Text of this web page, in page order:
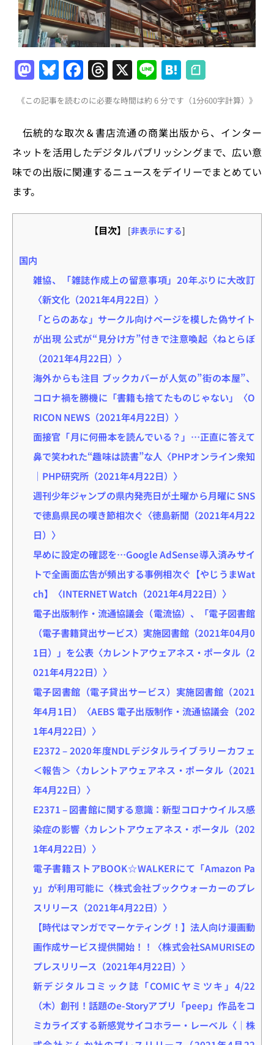
M
a
st
o
d
o
Bl
u
e
s
k
y
F
a
c
e
b
o
k
T
h
re
a
d
s
X Li
n
e
H
at
e
n
a
《この記事を読むのに必要な時間は約 6 分です（1分600字計算）》
伝統的な取次＆書店流通の商業出版から、インター
ネットを活用したデジタルパブリッシングまで、広い意
味での出版に関連するニュースをデイリーでまとめてい
ます。
【目次】 [非表示にする]
国内
雑協、「雑誌作成上の留意事項」20年ぶりに大改訂
〈新文化（2021年4月22日）〉
「とらのあな」サークル向けページを模した偽サイト
が出現 公式が“見分け方”付きで注意喚起〈ねとらぼ
（2021年4月22日）〉
海外からも注目 ブックカバーが人気の”街の本屋”、
コロナ禍を勝機に「書籍も捨てたものじゃない」〈O
RICON NEWS（2021年4月22日）〉
面接官「月に何冊本を読んでいる？」…正直に答えて
鼻で笑われた“趣味は読書”な人〈PHPオンライン衆知
｜PHP研究所（2021年4月22日）〉
週刊少年ジャンプの県内発売日が土曜から月曜に SNS
で徳島県民の嘆き節相次ぐ〈徳島新聞（2021年4月22
日）〉
早めに設定の確認を…Google AdSense導入済みサイ
トで全画面広告が頻出する事例相次ぐ【やじうまWat
ch】〈INTERNET Watch（2021年4月22日）〉
電子出版制作・流通協議会（電流協）、「電子図書館
（電子書籍貸出サービス）実施図書館（2021年04月0
1日）」を公表〈カレントアウェアネス・ポータル（2
021年4月22日）〉
電子図書館（電子貸出サービス）実施図書館（2021
年4月1日）〈AEBS 電子出版制作・流通協議会（202
1年4月22日）〉
E2372 – 2020年度NDLデジタルライブラリーカフェ
＜報告＞〈カレントアウェアネス・ポータル（2021
年4月22日）〉
E2371 – 図書館に関する意識：新型コロナウイルス感
染症の影響〈カレントアウェアネス・ポータル（202
1年4月22日）〉
電子書籍ストアBOOK☆WALKERにて「Amazon Pa
y」が利用可能に〈株式会社ブックウォーカーのプレ
スリリース（2021年4月22日）〉
【時代はマンガでマーケティング！】法人向け漫画動
画作成サービス提供開始！！〈株式会社SAMURISEの
プレスリリース（2021年4月22日）〉
新デジタルコミック誌「COMICヤミツキ」4/22
（木）創刊！話題のe-Storyアプリ「peep」作品をコ
ミカライズする新感覚サイコホラー・レーベル〈｜株